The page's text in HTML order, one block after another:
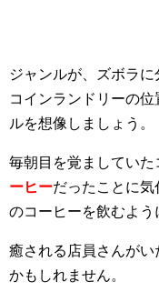
ジャンルが、ズボラに
コインランドリーの
ルを想像しましょう。
毎朝目を覚ましていた
ーヒーだったことに
のコーヒーを飲むよう
癒される店員さんが
かもしれません。